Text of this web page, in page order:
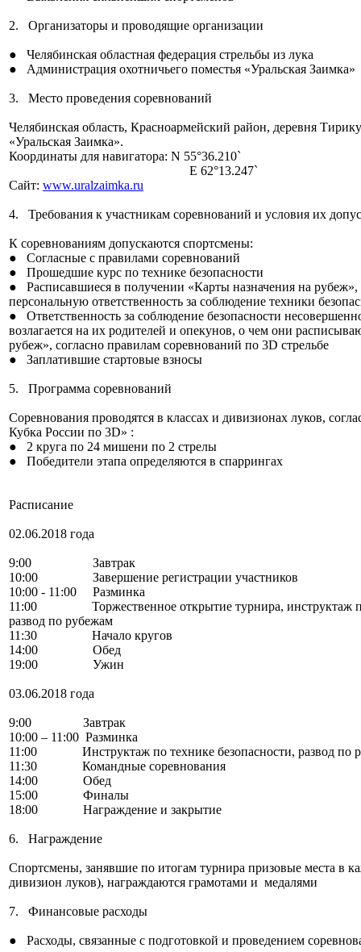
2. Организаторы и проводящие организации
● Челябинская областная федерация стрельбы из лука
● Администрация охотничьего поместья «Уральская Заимка»
3. Место проведения соревнований
Челябинская область, Красноармейский район, деревня
«Уральская Заимка».
Координаты для навигатора: N 55°36.210`
E 62°13.247`
Сайт: www.uralzaimka.ru
4. Требования к участникам соревнований и условия их
К соревнованиям допускаются спортсмены:
● Согласные с правилами соревнований
● Прошедшие курс по технике безопасности
● Расписавшиеся в получении «Карты назначения на рубеж»,
персональную ответственность за соблюдение техники
● Ответственность за соблюдение безопасности
возлагается на их родителей и опекунов, о чем они
рубеж», согласно правилам соревнований по 3D стрельбе
● Заплатившие стартовые взносы
5. Программа соревнований
Соревнования проводятся в классах и дивизионах луков,
Кубка России по 3D» :
● 2 круга по 24 мишени по 2 стрелы
● Победители этапа определяются в спаррингах
Расписание
02.06.2018 года
9:00 Завтрак
10:00 Завершение регистрации участников
10:00 - 11:00 Разминка
11:00 Торжественное открытие турнира, инструктаж по
развод по рубежам
11:30 Начало кругов
14:00 Обед
19:00 Ужин
03.06.2018 года
9:00 Завтрак
10:00 – 11:00 Разминка
11:00 Инструктаж по технике безопасности, развод по
11:30 Командные соревнования
14:00 Обед
15:00 Финалы
18:00 Награждение и закрытие
6. Награждение
Спортсмены, занявшие по итогам турнира призовые места в
дивизион луков), награждаются грамотами и медалями
7. Финансовые расходы
● Расходы, связанные с подготовкой и проведением